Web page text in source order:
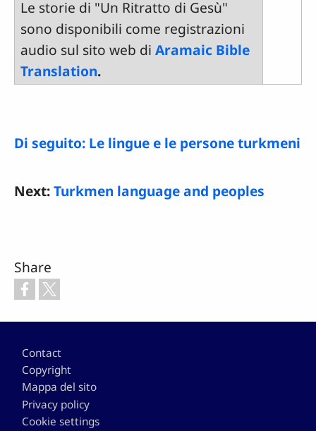
Le storie di "Un Ritratto di Gesù"
sono disponibili come registrazioni
audio sul sito web di Aramaic Bible
Translation.
Di seguito: Le lingue e le persone turkmeni
Next:Turkmen language and peoples
Share
Footer
Contact
Copyright
Mappa del sito
Privacy policy
Cookie settings